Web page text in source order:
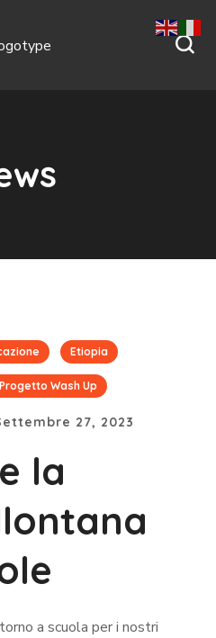
Etiopia
Progetto Wash Up
27, 2023
la
a scuola per i nostri